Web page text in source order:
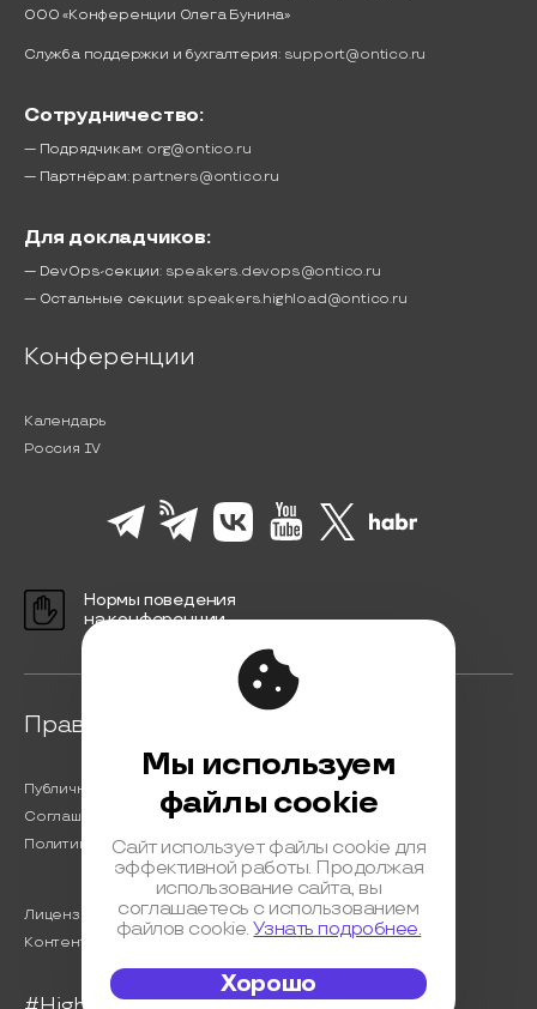
ООО «Конференции Олега Бунина»
Служба поддержки и бухгалтерия: support@ontico.ru
Сотрудничество:
— Подрядчикам: org@ontico.ru
— Партнёрам: partners@ontico.ru
Для докладчиков:
— DevOps-секции: speakers.devops@ontico.ru
— Остальные секции: speakers.highload@ontico.ru
Конференции
Календарь
Россия IV
Нормы поведения
на конференции
Правовая информация
Публичная оферта
Соглашение на обработку персональных данных
Политика обработки персональных данных
Лицензионный договор с Автором
Контентная политика конференции
Мы используем
файлы cookie
Сайт использует файлы cookie для
эффективной работы. Продолжая
использование сайта, вы
соглашаетесь с использованием
файлов cookie.Узнать подробнее.
Хорошо